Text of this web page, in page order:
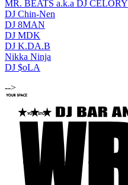
MR. BEATS a.k.a DJ CELORY
DJ Chin-Nen
DJ 8MAN
DJ MDK
DJ K.DA.B
Nikka Ninja
DJ $oLA
-->